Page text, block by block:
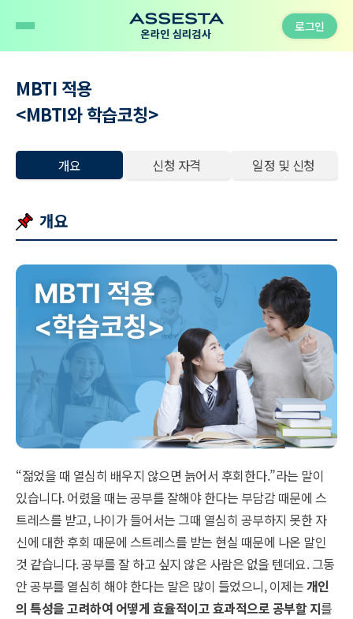
로그인
MBTI 적용
<MBTI와 학습코칭>
개요 신청 자격 일정 및 신청
개요
“젊었을 때 열심히 배우지 않으면 늙어서 후회한다.”라는 말이
있습니다. 어렸을 때는 공부를 잘해야 한다는 부담감 때문에 스
트레스를 받고, 나이가 들어서는 그때 열심히 공부하지 못한 자
신에 대한 후회 때문에 스트레스를 받는 현실 때문에 나온 말인
것 같습니다. 공부를 잘 하고 싶지 않은 사람은 없을 텐데요. 그동
안 공부를 열심히 해야 한다는 말은 많이 들었으니, 이제는개인
의 특성을 고려하여 어떻게 효율적이고 효과적으로 공부할 지를